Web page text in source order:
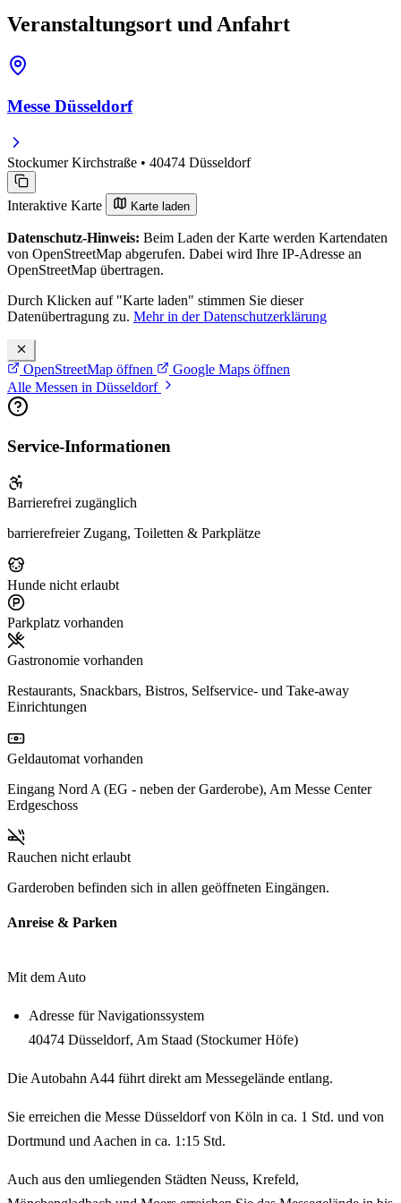
Veranstaltungsort und Anfahrt
Messe Düsseldorf
Stockumer Kirchstraße • 40474 Düsseldorf
Interaktive Karte Karte laden
Datenschutz-Hinweis: Beim Laden der Karte werden Kartendaten
von OpenStreetMap abgerufen. Dabei wird Ihre IP-Adresse an
OpenStreetMap übertragen.
Durch Klicken auf "Karte laden" stimmen Sie dieser
Datenübertragung zu. Mehr in der Datenschutzerklärung
OpenStreetMap öffnen
Google Maps öffnen
Alle Messen in Düsseldorf
Service-Informationen
Barrierefrei zugänglich
barrierefreier Zugang, Toiletten & Parkplätze
Hunde nicht erlaubt
Parkplatz vorhanden
Gastronomie vorhanden
Restaurants, Snackbars, Bistros, Selfservice- und Take-away
Einrichtungen
Geldautomat vorhanden
Eingang Nord A (EG - neben der Garderobe), Am Messe Center
Erdgeschoss
Rauchen nicht erlaubt
Garderoben befinden sich in allen geöffneten Eingängen.
Anreise & Parken
Mit dem Auto
Adresse für Navigationssystem
40474 Düsseldorf, Am Staad (Stockumer Höfe)
Die Autobahn A44 führt direkt am Messegelände entlang.
Sie erreichen die Messe Düsseldorf von Köln in ca. 1 Std. und von
Dortmund und Aachen in ca. 1:15 Std.
Auch aus den umliegenden Städten Neuss, Krefeld,